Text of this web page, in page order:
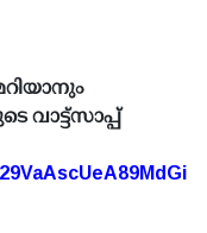
വാട്ട്സാപ്പ്